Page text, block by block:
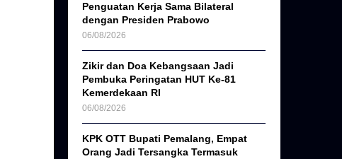
Penguatan Kerja Sama Bilateral
dengan Presiden Prabowo
06/08/2026
Zikir dan Doa Kebangsaan Jadi
Pembuka Peringatan HUT Ke-81
Kemerdekaan RI
06/08/2026
KPK OTT Bupati Pemalang, Empat
Orang Jadi Tersangka Termasuk